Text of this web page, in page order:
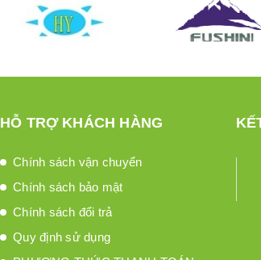
HỖ TRỢ KHÁCH HÀNG
Chính sách vận chuyển
Chính sách bảo mật
Chính sách đổi trả
Quy định sử dụng